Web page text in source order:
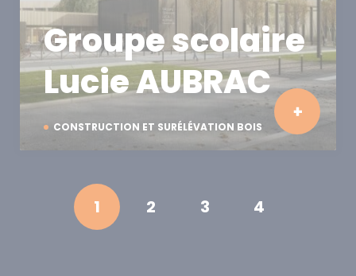
CONSTRUCTION ET SURÉLÉVATION BOIS
Groupe scolaire
Lucie AUBRAC
1 2 3 4